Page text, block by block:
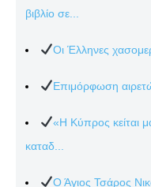
βιβλίο σε...
Οι Έλληνες
Επιμόρφωση
«Η Κύπρος κείται
καταδ...
Ο Άγιος Τσάρος